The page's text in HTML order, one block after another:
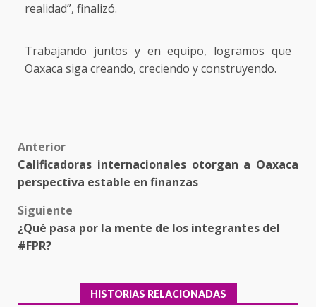
realidad”, finalizó.
Trabajando juntos y en equipo, logramos que
Oaxaca siga creando, creciendo y construyendo.
Post
navigation
Anterior
Calificadoras internacionales otorgan a Oaxaca
perspectiva estable en finanzas
Siguiente
¿Qué pasa por la mente de los integrantes del
#FPR?
HISTORIAS RELACIONADAS